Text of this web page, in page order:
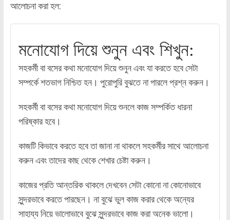
আলোচনা করা হল:
মনোযোগ দিয়ে শুনুন এবং শিখুন:
সহকর্মী বা বসের কথা মনোযোগ দিয়ে শুনুন এবং যা করতে হবে সেটা
সম্পর্কে শতভাগ নিশ্চিত হন। পুরোপুরি বুঝতে না পারলে প্রশ্ন করুন।
সহকর্মী বা বসের কথা মনোযোগ দিয়ে শুনলে কাজ সম্পর্কিত ধারনা
পরিষ্কার হবে।
কাজটি কিভাবে করতে হবে তা জানা না থাকলে সহকর্মীর সাথে আলোচনা
করুন এবং তাদের কাছ থেকে শেখার চেষ্টা করুন।
কাজের প্রতি আন্তরিক থাকলে দেখবেন সেটা কোনো না কোনোভাবে
সুন্দরভাবে করতে পারছেন। না বুঝে ভুল কাজ করার থেকে অন্যের
সাহায্য নিয়ে ভালোভাবে বুঝে সুন্দরভাবে কাজ করা অনেক ভালো।